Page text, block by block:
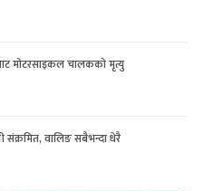
मोटरसाइकल चालकको मृत्यु
वालिङ सबैभन्दा धेरै